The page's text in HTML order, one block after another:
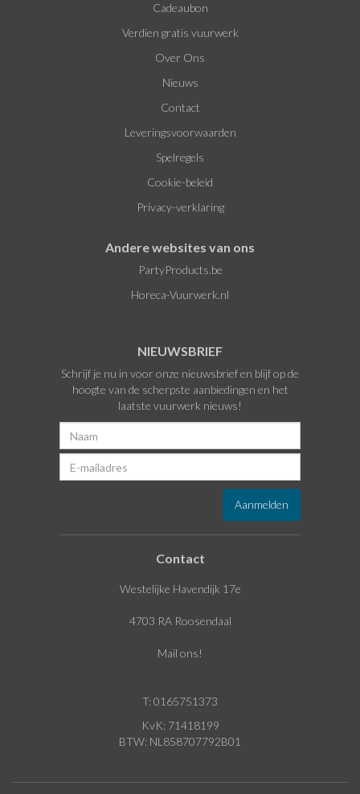
Cadeaubon
Verdien gratis vuurwerk
Over Ons
Nieuws
Contact
Leveringsvoorwaarden
Spelregels
Cookie-beleid
Privacy-verklaring
Andere websites van ons
PartyProducts.be
Horeca-Vuurwerk.nl
NIEUWSBRIEF
Schrijf je nu in voor onze nieuwsbrief en blijf op de
hoogte van de scherpste aanbiedingen en het
laatste vuurwerk nieuws!
Contact
Westelijke Havendijk 17e
4703 RA Roosendaal
Mail ons!
T: 0165751373
KvK: 71418199
BTW: NL858707792B01